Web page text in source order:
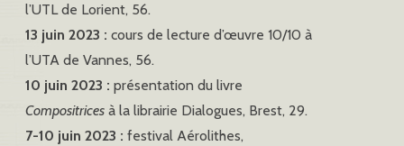
l’UTL de Lorient, 56.
13 juin 2023 : cours de lecture d’œuvre 10/10 à
l’UTA de Vannes, 56.
10 juin 2023 : présentation du livre
Compositrices à la librairie Dialogues, Brest, 29.
7-10 juin 2023 : festival Aérolithes,